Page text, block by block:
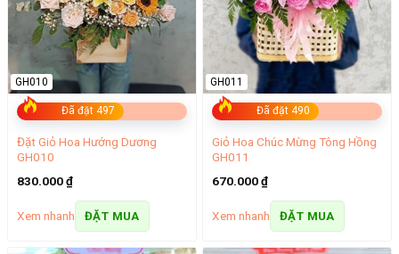
Đã đặt 497
GH010
Đặt Giỏ Hoa Hướng Dương
GH010
830.000₫
Xem nhanh ĐẶT MUA
Đã đặt 490
GH011
Giỏ Hoa Chúc Mừng Tông Hồng
GH011
670.000₫
Xem nhanh ĐẶT MUA